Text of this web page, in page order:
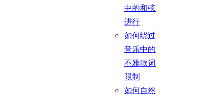
中的和弦
进行
如何绕过
音乐中的
不雅歌词
限制
如何自然